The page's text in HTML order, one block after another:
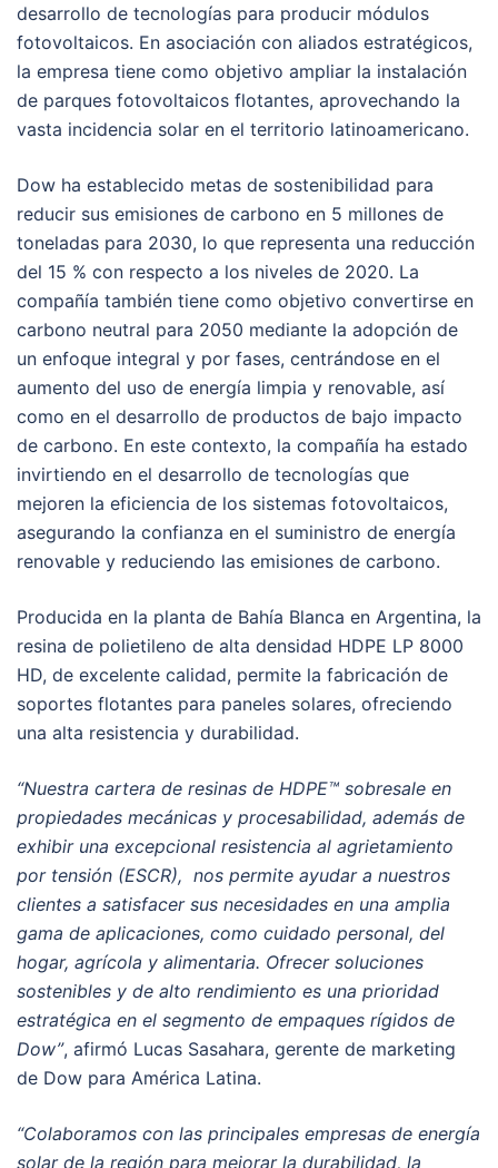
desarrollo de tecnologías para producir módulos
fotovoltaicos. En asociación con aliados estratégicos,
la empresa tiene como objetivo ampliar la instalación
de parques fotovoltaicos flotantes, aprovechando la
vasta incidencia solar en el territorio latinoamericano.
Dow ha establecido metas de sostenibilidad para
reducir sus emisiones de carbono en 5 millones de
toneladas para 2030, lo que representa una reducción
del 15 % con respecto a los niveles de 2020. La
compañía también tiene como objetivo convertirse en
carbono neutral para 2050 mediante la adopción de
un enfoque integral y por fases, centrándose en el
aumento del uso de energía limpia y renovable, así
como en el desarrollo de productos de bajo impacto
de carbono. En este contexto, la compañía ha estado
invirtiendo en el desarrollo de tecnologías que
mejoren la eficiencia de los sistemas fotovoltaicos,
asegurando la confianza en el suministro de energía
renovable y reduciendo las emisiones de carbono.
Producida en la planta de Bahía Blanca en Argentina, la
resina de polietileno de alta densidad HDPE LP 8000
HD, de excelente calidad, permite la fabricación de
soportes flotantes para paneles solares, ofreciendo
una alta resistencia y durabilidad.
“Nuestra cartera de resinas de HDPE™ sobresale en
propiedades mecánicas y procesabilidad, además de
exhibir una excepcional resistencia al agrietamiento
por tensión (ESCR), nos permite ayudar a nuestros
clientes a satisfacer sus necesidades en una amplia
gama de aplicaciones, como cuidado personal, del
hogar, agrícola y alimentaria. Ofrecer soluciones
sostenibles y de alto rendimiento es una prioridad
estratégica en el segmento de empaques rígidos de
Dow”, afirmó Lucas Sasahara, gerente de marketing
de Dow para América Latina.
“Colaboramos con las principales empresas de energía
solar de la región para mejorar la durabilidad, la